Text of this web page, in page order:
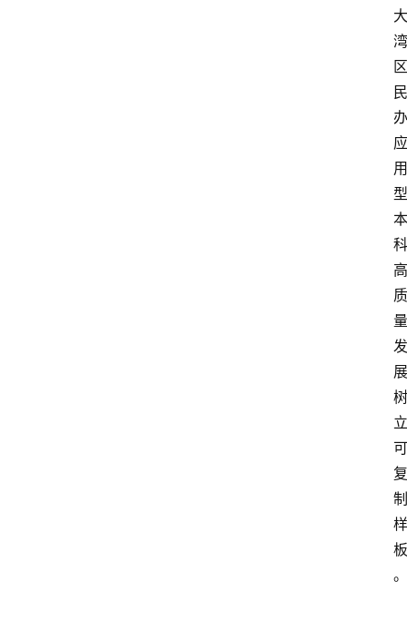
大
湾
区
民
办
应
用
型
本
科
高
质
量
发
展
树
立
可
复
制
样
板
。